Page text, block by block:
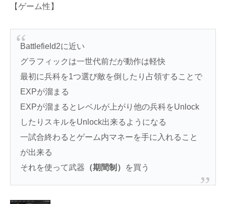
【ゲーム性】
Battlefield2に近い
グラフィックは一世代前だが動作は軽快
最初に兵科を1つ選び敵を倒したり占領することで
EXPが溜まる
EXPが溜まるとレベルが上がり他の兵科をUnlock
したりスキルをUnlock出来るようになる
一試合終わるとゲーム内マネーを手に入れること
が出来る
それを使って武器 （期間制） を買う